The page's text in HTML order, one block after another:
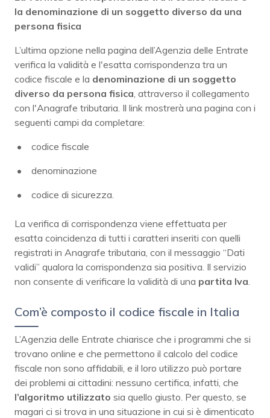
la denominazione di un soggetto diverso da una
persona fisica
L’ultima opzione nella pagina dell’Agenzia delle Entrate
verifica la validità e l'esatta corrispondenza tra un
codice fiscale e la denominazione di un soggetto
diverso da persona fisica , attraverso il collegamento
con l'Anagrafe tributaria. Il link mostrerà una pagina con i
seguenti campi da completare:
codice fiscale
denominazione
codice di sicurezza.
La verifica di corrispondenza viene effettuata per
esatta coincidenza di tutti i caratteri inseriti con quelli
registrati in Anagrafe tributaria, con il messaggio “Dati
validi” qualora la corrispondenza sia positiva. Il servizio
non consente di verificare la validità di una partita Iva
Com’è composto il codice fiscale in Italia
L’Agenzia delle Entrate chiarisce che i programmi che si
trovano online e che permettono il calcolo del codice
fiscale non sono affidabili, e il loro utilizzo può portare
dei problemi ai cittadini: nessuno certifica, infatti, che
l’algoritmo utilizzato sia quello giusto. Per questo, se
magari ci si trova in una situazione in cui si è dimenticato